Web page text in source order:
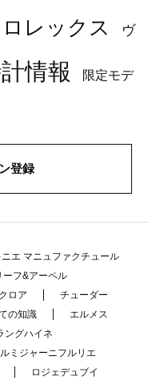
ロレックス ヴ
情報 限定モデ
登録
エ マニュファクチュール
ーフ&アーペル
ロア
チューダー
の知識
エルメス
ングハイネ
ミジャーニフルリエ
ロジェデュブイ